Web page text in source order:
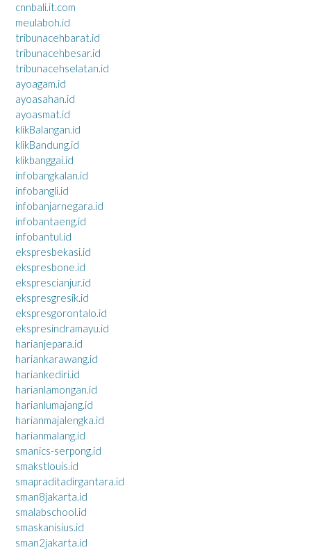
cnnbali.it.com
meulaboh.id
tribunacehbarat.id
tribunacehbesar.id
tribunacehselatan.id
ayoagam.id
ayoasahan.id
ayoasmat.id
klikBalangan.id
klikBandung.id
klikbanggai.id
infobangkalan.id
infobangli.id
infobanjarnegara.id
infobantaeng.id
infobantul.id
ekspresbekasi.id
ekspresbone.id
eksprescianjur.id
ekspresgresik.id
ekspresgorontalo.id
ekspresindramayu.id
harianjepara.id
hariankarawang.id
hariankediri.id
harianlamongan.id
harianlumajang.id
harianmajalengka.id
harianmalang.id
smanics-serpong.id
smakstlouis.id
smapraditadirgantara.id
sman8jakarta.id
smalabschool.id
smaskanisius.id
sman2jakarta.id